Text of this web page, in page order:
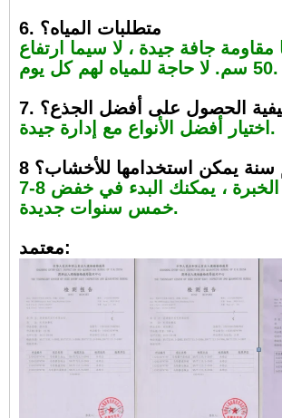
6. متطلبات المياه؟
مقاومة جافة جيدة ، لا سيما ارتفاع
50 سم. لا حاجة للمياه لهم كل يوم.
كيفية الحصول على أفضل الجذع؟
اختيار أفضل الأنواع مع إدارة جيدة.
سنة يمكن استخدامها للأخشاب؟
7-8 سنوات من الخبرة ، يمكنك البدء في خفض
خمس سنوات جديدة.
معتمد: